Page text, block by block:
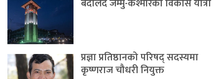
प्रज्ञा प्रतिष्ठानको परिषद् सदस्यमा
कृष्णराज चौधरी नियुक्त